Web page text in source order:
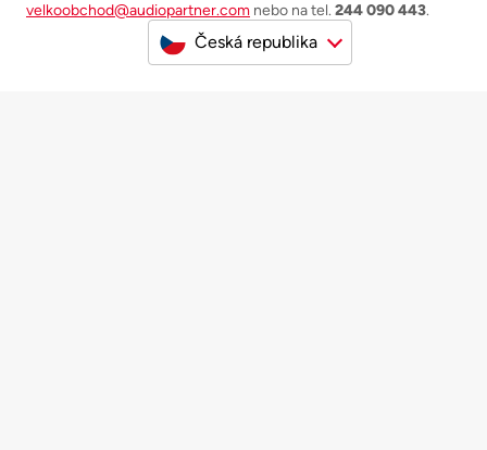
velkoobchod@audiopartner.com nebo na tel. 244 090 443.
Česká republika